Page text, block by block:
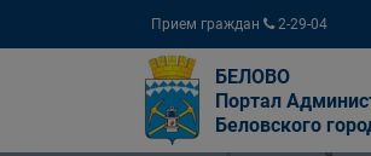
Прием граждан 2-29-04
БЕЛОВО
Портал
Беловского